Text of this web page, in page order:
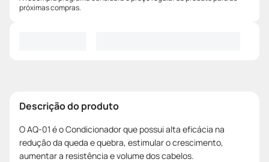
próximas compras.
Descrição do produto
O AQ-01 é o Condicionador que possui alta eficácia na
redução da queda e quebra, estimular o crescimento,
aumentar a resistência e volume dos cabelos.